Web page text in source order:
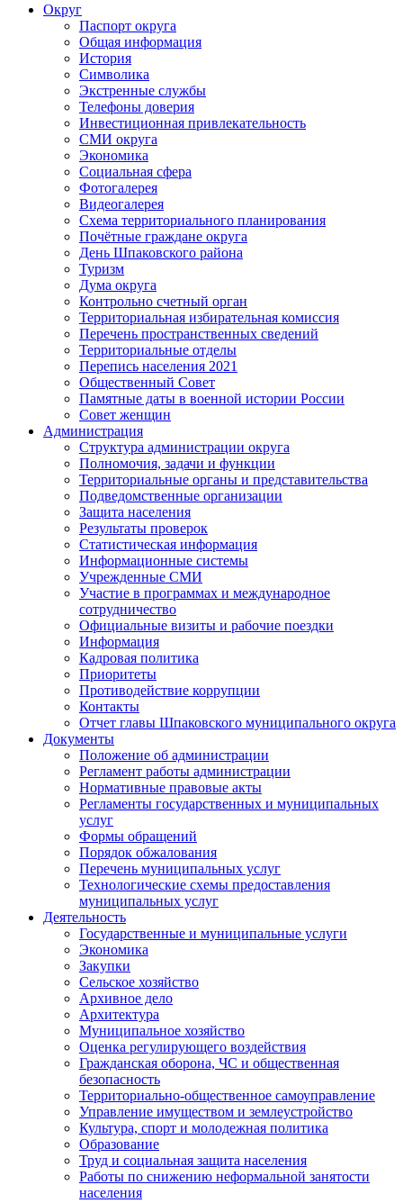
Округ
Паспорт округа
Общая информация
История
Символика
Экстренные службы
Телефоны доверия
Инвестиционная привлекательность
СМИ округа
Экономика
Социальная сфера
Фотогалерея
Видеогалерея
Схема территориального планирования
Почётные граждане округа
День Шпаковского района
Туризм
Дума округа
Контрольно счетный орган
Территориальная избирательная комиссия
Перечень пространственных сведений
Территориальные отделы
Перепись населения 2021
Общественный Совет
Памятные даты в военной истории России
Совет женщин
Администрация
Структура администрации округа
Полномочия, задачи и функции
Территориальные органы и представительства
Подведомственные организации
Защита населения
Результаты проверок
Статистическая информация
Информационные системы
Учрежденные СМИ
Участие в программах и международное
сотрудничество
Официальные визиты и рабочие поездки
Информация
Кадровая политика
Приоритеты
Противодействие коррупции
Контакты
Отчет главы Шпаковского муниципального округа
Документы
Положение об администрации
Регламент работы администрации
Нормативные правовые акты
Регламенты государственных и муниципальных
услуг
Формы обращений
Порядок обжалования
Перечень муниципальных услуг
Технологические схемы предоставления
муниципальных услуг
Деятельность
Государственные и муниципальные услуги
Экономика
Закупки
Сельское хозяйство
Архивное дело
Архитектура
Муниципальное хозяйство
Оценка регулирующего воздействия
Гражданская оборона, ЧС и общественная
безопасность
Территориально-общественное самоуправление
Управление имуществом и землеустройство
Культура, спорт и молодежная политика
Образование
Труд и социальная защита населения
Работы по снижению неформальной занятости
населения